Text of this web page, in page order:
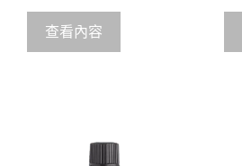
t
5
查看內容
t
5